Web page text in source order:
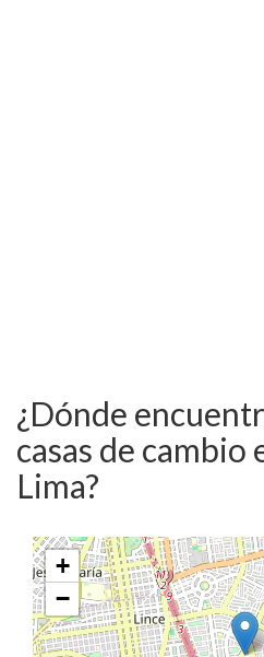
¿Dónde
casas de cambio
Lima?
+
−